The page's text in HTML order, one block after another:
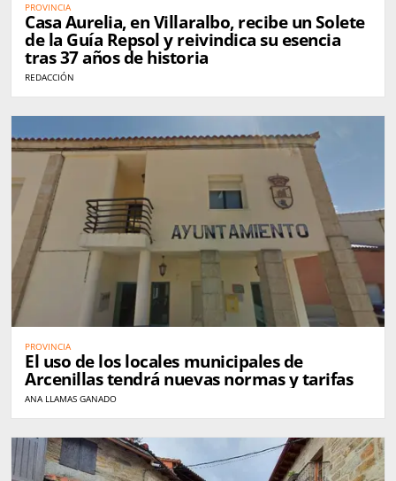
PROVINCIA
Casa Aurelia, en Villaralbo, recibe un Solete
de la Guía Repsol y reivindica su esencia
tras 37 años de historia
REDACCIÓN
PROVINCIA
El uso de los locales municipales de
Arcenillas tendrá nuevas normas y tarifas
ANA LLAMAS GANADO